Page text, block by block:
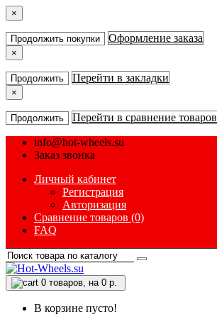
×
Продолжить покупки Оформление заказа
×
Продолжить Перейти в закладки
×
Продолжить Перейти в сравнение товаров
info@hot-wheels.su
Заказ звонка
Личный кабинет
Регистрация
Авторизация
Сравнение товаров (0)
FAQ
0 товаров, на 0 р.
В корзине пусто!